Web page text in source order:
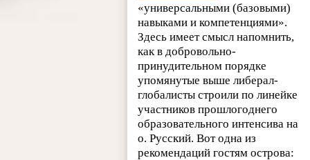
«универсальными (базовыми)
навыками и компетенциями».
Здесь имеет смысл напомнить,
как в добровольно-
принудительном порядке
упомянутые выше либерал-
глобалисты строили по линейке
участников прошлогоднего
образовательного интенсива на
о. Русский. Вот одна из
рекомендаций гостям острова: